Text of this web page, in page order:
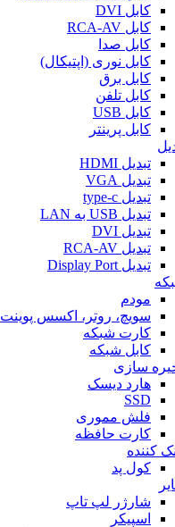
کابل DVI
کابل RCA-AV
کابل صدا
کابل نوری (اپتیکال)
کابل برق
کابل تلفن
کابل USB
کابل پرینتر
تبدیل HDMI
تبدیل VGA
تبدیل type-c
تبدیل USB به LAN
تبدیل DVI
تبدیل RCA-AV
تبدیل Display Port
مودم
سویچ، روتر، اکسس پوینت
کارت شبکه
کابل شبکه
سازی
هارد دیسک
SSD
فلش مموری
کارت حافظه
کننده
کول پد
شارژر لپ تاپ
اسپیکر